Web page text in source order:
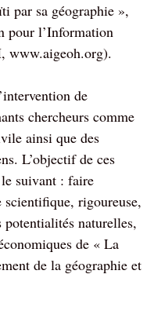
par sa géographie »,
pour l’Information
www.aigeoh.org).
de
chercheurs comme
ainsi que des
L’objectif de ces
suivant : faire
rigoureuse,
potentialités naturelles,
de « La
de la géographie et